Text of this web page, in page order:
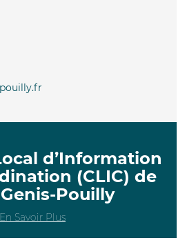
d’Information
(CLIC) de
Pouilly
En Savoir Plus